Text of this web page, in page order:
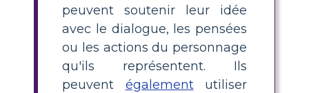
peuvent soutenir leur idée
avec le dialogue, les pensées
ou les actions du personnage
qu'ils représentent. Ils
peuvent égalementutiliser